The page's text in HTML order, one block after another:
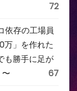
72
依存の工場員
万」を作れた
も勝手に足が
67